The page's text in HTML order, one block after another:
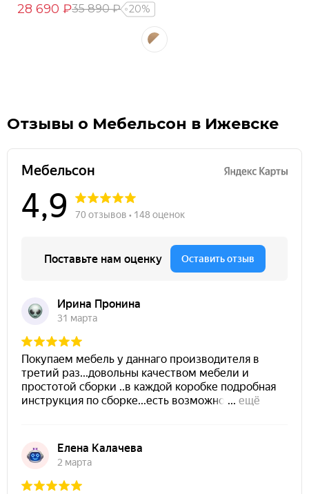
28 690 ₽35 890 ₽ 20%
Отзывы о Мебельсон в Ижевске